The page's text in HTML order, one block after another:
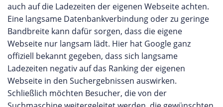
auch auf die Ladezeiten der eigenen Webseite achten.
Eine langsame Datenbankverbindung oder zu geringe
Bandbreite kann dafür sorgen, dass die eigene
Webseite nur langsam lädt. Hier hat Google ganz
offiziell bekannt gegeben, dass sich langsame
Ladezeiten negativ auf das Ranking der eigenen
Webseite in den Suchergebnissen auswirken.
Schließlich möchten Besucher, die von der